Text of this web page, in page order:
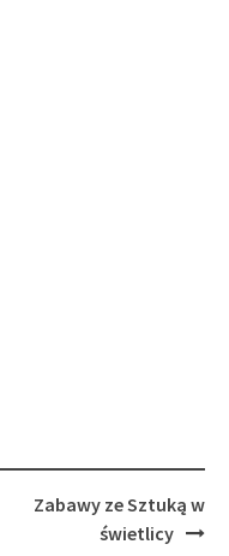
Zabawy ze Sztuką w
świetlicy